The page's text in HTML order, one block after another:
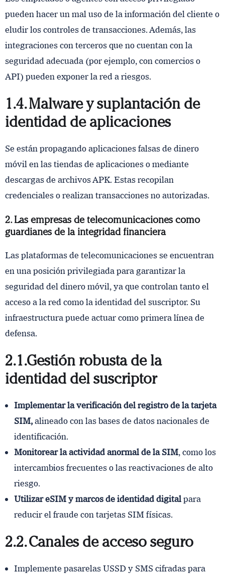
pueden hacer un mal uso de la información del cliente o
eludir los controles de transacciones. Además, las
integraciones con terceros que no cuentan con la
seguridad adecuada (por ejemplo, con comercios o
API) pueden exponer la red a riesgos.
1.4. Malware y suplantación de
identidad de aplicaciones
Se están propagando aplicaciones falsas de dinero
móvil en las tiendas de aplicaciones o mediante
descargas de archivos APK. Estas recopilan
credenciales o realizan transacciones no autorizadas.
2. Las empresas de telecomunicaciones como
guardianes de la integridad financiera
Las plataformas de telecomunicaciones se encuentran
en una posición privilegiada para garantizar la
seguridad del dinero móvil, ya que controlan tanto el
acceso a la red como la identidad del suscriptor. Su
infraestructura puede actuar como primera línea de
defensa.
2.1. Gestión robusta de la
identidad del suscriptor
Implementar la verificación del registro de la tarjeta
SIM,alineado con las bases de datos nacionales de
identificación.
Monitorear la actividad anormal de la SIM, como los
intercambios frecuentes o las reactivaciones de alto
riesgo.
Utilizar eSIM y marcos de identidad digitalpara
reducir el fraude con tarjetas SIM físicas.
2.2. Canales de acceso seguro
Implemente pasarelas USSD y SMS cifradas para